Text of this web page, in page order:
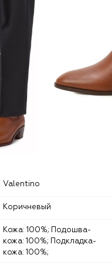
Valentino
Коричневый
Кожа: 100%; Подошва-
кожа: 100%; Подкладка-
кожа: 100%;